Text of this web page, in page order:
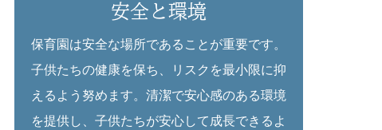
安全と環境
保育園は安全な場所であることが重要です。
子供たちの健康を保ち、リスクを最小限に抑
えるよう努めます。清潔で安心感のある環境
を提供し、子供たちが安心して成長できるよ